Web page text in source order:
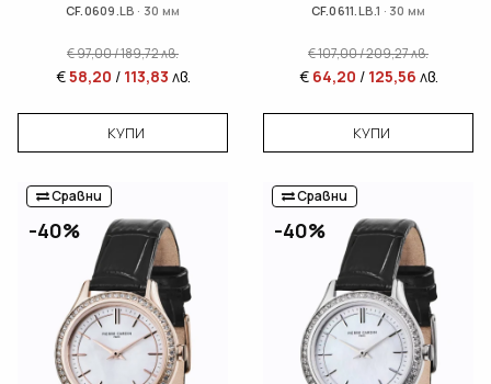
CF.0609.LB · 30 мм
€97,00/189,72лв.
€58,20 / 113,83 лв.
КУПИ
CF.0611.LB.1 · 30 мм
€107,00/209,27лв.
€ 64,20 / 125,56 лв.
КУПИ
Сравни
-40%
Сравни
-40%